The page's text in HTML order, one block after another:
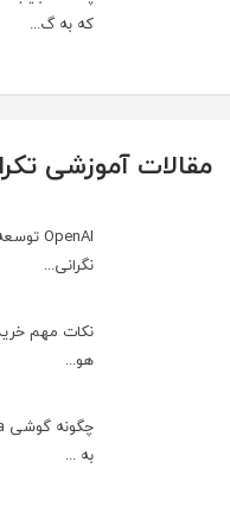
که به گ...
مقالات آموزشی
نگرانی...
نکات مهم
هو...
به ...